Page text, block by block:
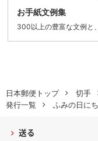
日本郵便トップ 切手
発行一覧
ふみの日に
お手紙文例集
300以上の豊富な文例と
送る